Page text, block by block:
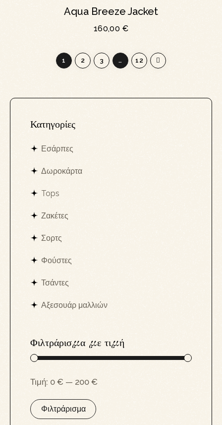
Aqua Breeze Jacket
160,00 €
1 2 3 … 12
Κατηγορίες
Εσάρπες
Δωροκάρτα
Tops
Ζακέτες
Σορτς
Φούστες
Τσάντες
Αξεσουάρ μαλλιών
Φιλτράρισμα με τιμή
Φιλτράρισμα
Τιμή: 0 € — 200 €